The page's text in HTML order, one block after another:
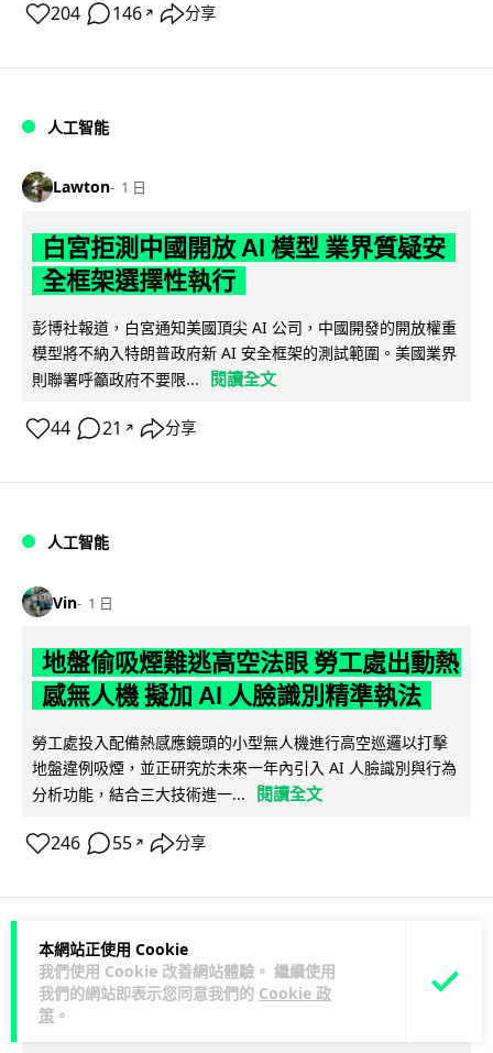
本網站正使用 Cookie
我們使用 Cookie 改善網站體驗。 繼續使用
我們的網站即表示您同意我們的 Cookie 政
策 。
204 146 ↗ 分享
人工智能
Lawton 1 日
白宮拒測中國開放 AI 模型 業界質疑安
全框架選擇性執行
彭博社報道，白宮通知美國頂尖 AI 公司，中國開發的開放權重
模型將不納入特朗普政府新 AI 安全框架的測試範圍。美國業界
則聯署呼籲政府不要限...
閱讀全文
44 21 ↗ 分享
人工智能
Vin 1 日
地盤偷吸煙難逃高空法眼 勞工處出動熱
感無人機 擬加 AI 人臉識別精準執法
勞工處投入配備熱感應鏡頭的小型無人機進行高空巡邏以打擊
地盤違例吸煙，並正研究於未來一年內引入 AI 人臉識別與行為
分析功能，結合三大技術進一...
閱讀全文
246 55 ↗ 分享
人工智能
Lawton